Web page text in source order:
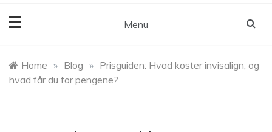
Menu
Home » Blog » Prisguiden: Hvad koster invisalign, og
hvad får du for pengene?